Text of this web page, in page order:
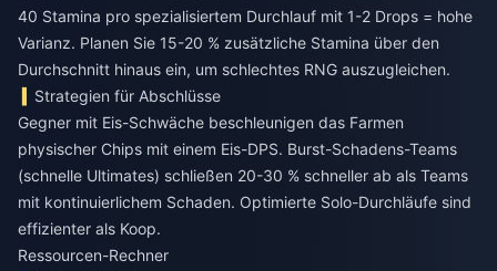
40 Stamina pro spezialisiertem Durchlauf mit 1-2 Drops = hohe
Varianz. Planen Sie 15-20 % zusätzliche Stamina über den
Durchschnitt hinaus ein, um schlechtes RNG auszugleichen.
Strategien für Abschlüsse
Gegner mit Eis-Schwäche beschleunigen das Farmen
physischer Chips mit einem Eis-DPS. Burst-Schadens-Teams
(schnelle Ultimates) schließen 20-30 % schneller ab als Teams
mit kontinuierlichem Schaden. Optimierte Solo-Durchläufe sind
effizienter als Koop.
Ressourcen-Rechner